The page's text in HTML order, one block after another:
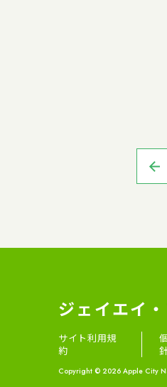
ジェイエイ
サイト利用規
約
Copyright © 2026 Apple City